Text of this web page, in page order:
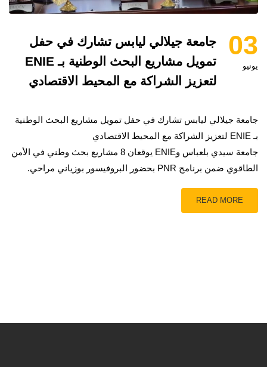
03
يونيو
جامعة جيلالي ليابس تشارك في حفل
تمويل مشاريع البحث الوطنية بـ ENIE
لتعزيز الشراكة مع المحيط الاقتصادي
جامعة جيلالي ليابس تشارك في حفل تمويل مشاريع البحث الوطنية
بـ ENIE لتعزيز الشراكة مع المحيط الاقتصادي
جامعة سيدي بلعباس وENIE يوقعان 8 مشاريع بحث وطني في الأمن
الطاقوي ضمن برنامج PNR بحضور البروفيسور بوزياني مراحي.
READ MORE